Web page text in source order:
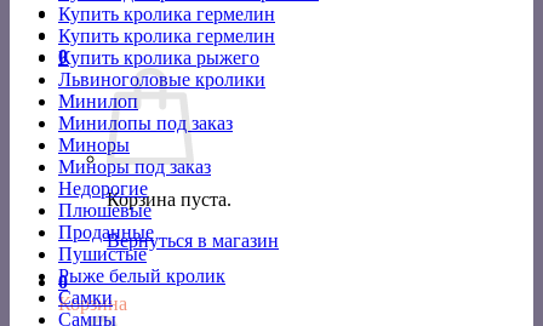
0
Корзина пуста.
Вернуться в магазин
0
Корзина
Купить кролика гермелин
Купить кролика гермелин
Купить кролика рыжего
Львиноголовые кролики
Минилоп
Минилопы под заказ
Миноры
Миноры под заказ
Недорогие
Плюшевые
Проданные
Пушистые
Рыже белый кролик
Самки
Самцы